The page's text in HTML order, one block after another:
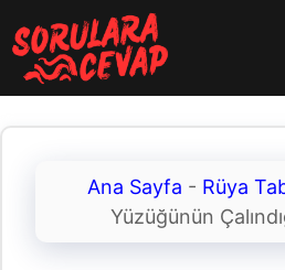
atla
Ana Sayfa - Rüya
Yüzüğünün